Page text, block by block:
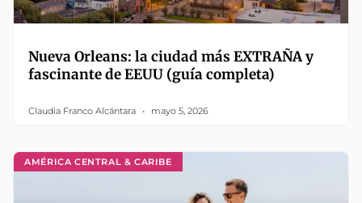
Nueva Orleans: la ciudad más EXTRAÑA y
fascinante de EEUU (guía completa)
Claudia Franco Alcántara mayo 5, 2026
AMÉRICA CENTRAL & CARIBE